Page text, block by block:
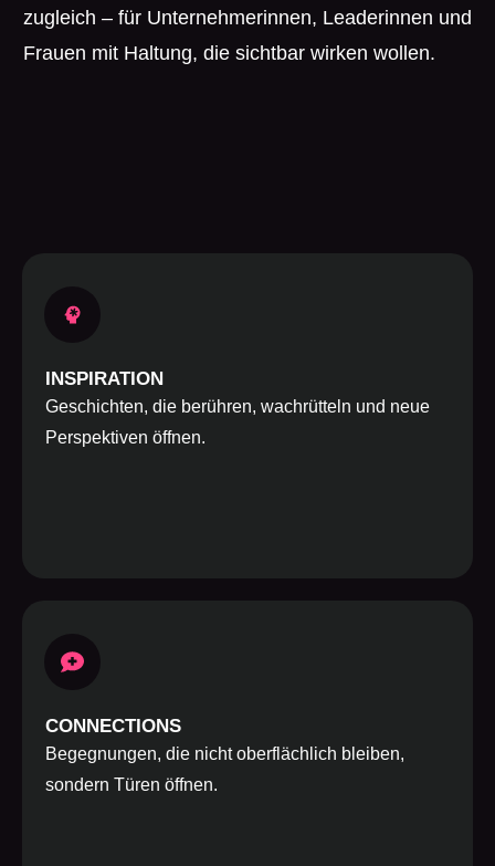
zugleich – für Unternehmerinnen, Leaderinnen und
Frauen mit Haltung, die sichtbar wirken wollen.
INSPIRATION
Geschichten, die berühren, wachrütteln und neue
Perspektiven öffnen.
CONNECTIONS
Begegnungen, die nicht oberflächlich bleiben,
sondern Türen öffnen.